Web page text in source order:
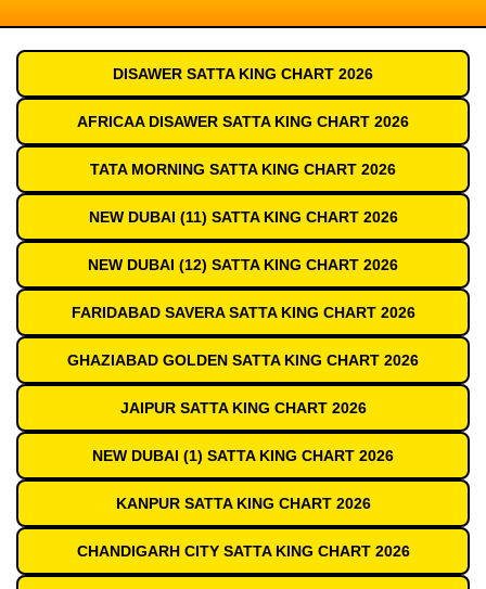
DISAWER SATTA KING CHART 2026
AFRICAA DISAWER SATTA KING CHART 2026
TATA MORNING SATTA KING CHART 2026
NEW DUBAI (11) SATTA KING CHART 2026
NEW DUBAI (12) SATTA KING CHART 2026
FARIDABAD SAVERA SATTA KING CHART 2026
GHAZIABAD GOLDEN SATTA KING CHART 2026
JAIPUR SATTA KING CHART 2026
NEW DUBAI (1) SATTA KING CHART 2026
KANPUR SATTA KING CHART 2026
CHANDIGARH CITY SATTA KING CHART 2026